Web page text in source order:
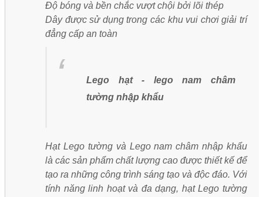
Độ bóng và bền chắc vượt chội bởi lõi thép
Dây được sử dụng trong các khu vui chơi giải trí
đẳng cấp an toàn
Lego hạt - lego nam châm
tường nhập khẩu
Hạt Lego tường và Lego nam châm nhập khẩu
là các sản phẩm chất lượng cao được thiết kế để
tạo ra những công trình sáng tạo và độc đáo. Với
tính năng linh hoạt và đa dạng, hạt Lego tường